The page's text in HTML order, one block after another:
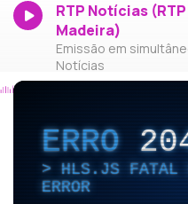
RTP Notícias (RTP
Madeira)
Emissão em
Notícias
ERRO
HLS.JS FATAL
ERROR